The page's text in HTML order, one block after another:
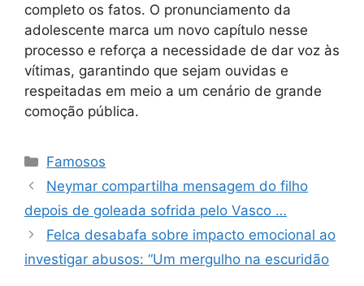
completo os fatos. O pronunciamento da
adolescente marca um novo capítulo nesse
processo e reforça a necessidade de dar voz às
vítimas, garantindo que sejam ouvidas e
respeitadas em meio a um cenário de grande
comoção pública.
Categorias
Famosos
Neymar compartilha mensagem do filho
depois de goleada sofrida pelo Vasco …
Felca desabafa sobre impacto emocional ao
investigar abusos: “Um mergulho na escuridão